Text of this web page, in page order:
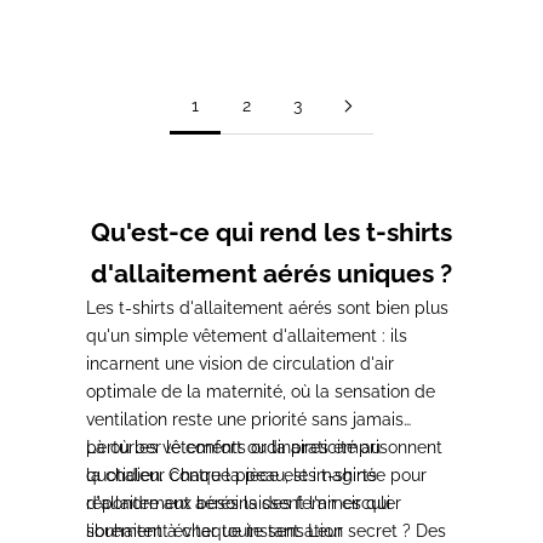
1 2 3
Qu'est-ce qui rend les t-shirts
d'allaitement aérés uniques ?
Les t-shirts d'allaitement aérés sont bien plus
qu'un simple vêtement d'allaitement : ils
incarnent une vision de circulation d'air
optimale de la maternité, où la sensation de
ventilation reste une priorité sans jamais
perturber le confort ou la praticité au
quotidien. Chaque pièce est imaginée pour
répondre aux besoins des femmes qui
souhaitent éviter toute sensation
Là où les vêtements ordinaires emprisonnent
la chaleur contre la peau, les t-shirts
d'allaitement aérés laissent l'air circuler
librement à chaque instant. Leur secret ? Des